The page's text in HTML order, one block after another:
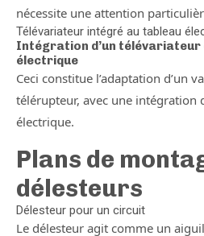
nécessite une attention
Télévariateur intégré au tableau
Intégration d’un télévariateur
électrique
Ceci constitue l’adaptation d’un
télérupteur, avec une intégration
électrique.
Plans de
délesteurs
Délesteur pour un circuit
Le délesteur agit comme un